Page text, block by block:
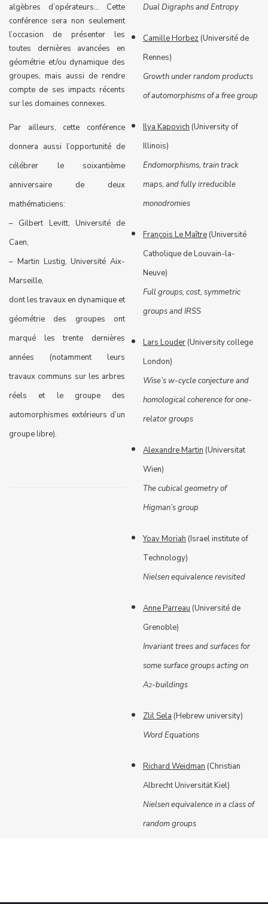
algèbres d’opérateurs… Cette
conférence sera non seulement
l’occasion de présenter les
toutes dernières avancées en
géométrie et/ou dynamique des
groupes, mais aussi de rendre
compte de ses impacts récents
sur les domaines connexes.
Par ailleurs, cette conférence
donnera aussi l’opportunité de
célébrer le soixantième
anniversaire de deux
mathématiciens:
– Gilbert Levitt, Université de
Caen,
– Martin Lustig, Université Aix-
Marseille,
dont les travaux en dynamique et
géométrie des groupes ont
marqué les trente dernières
années (notamment leurs
travaux communs sur les arbres
réels et le groupe des
automorphismes extérieurs d’un
groupe libre).
Dual Digraphs and Entropy
Camille Horbez (Université de
Rennes)
Growth under random products
of automorphisms of a free group
Ilya Kapovich (University of
Illinois)
Endomorphisms, train track
maps, and fully irreducible
monodromies
François Le Maître (Université
Catholique de Louvain-la-
Neuve)
Full groups, cost, symmetric
groups and IRSS
Lars Louder (University college
London)
Wise’s w-cycle conjecture and
homological coherence for one-
relator groups
Alexandre Martin (Universitat
Wien)
The cubical geometry of
Higman’s group
Yoav Moriah (Israel institute of
Technology)
Nielsen equivalence revisited
Anne Parreau (Université de
Grenoble)
Invariant trees and surfaces for
some surface groups acting on
A2-buildings
Zlil Sela (Hebrew university)
Word Equations
Richard Weidman (Christian
Albrecht Universität Kiel)
Nielsen equivalence in a class of
random groups